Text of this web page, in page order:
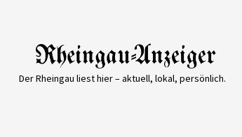
Der Rheingau liest hier – aktuell, lokal, persönlich.